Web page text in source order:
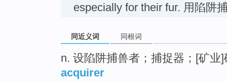
especially for their fur. 用陷阱
同近义词 同根词
n. 设陷阱捕兽者；捕捉器；[矿业
acquirer